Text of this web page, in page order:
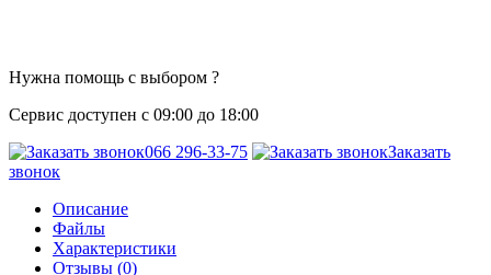
Нужна помощь с выбором ?
Сервис доступен с 09:00 до 18:00
066 296-33-75
Заказать
звонок
Описание
Файлы
Характеристики
Отзывы (0)